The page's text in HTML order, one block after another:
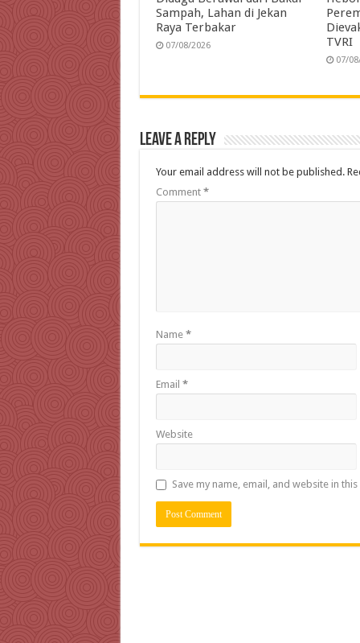
Sampah, Lahan di Jekan
Raya Terbakar
07/08/2026
TVRI
07/
Leave a Reply
Your email address will not be published.
Comment *
Name *
Email *
Website
Save my name, email, and website in